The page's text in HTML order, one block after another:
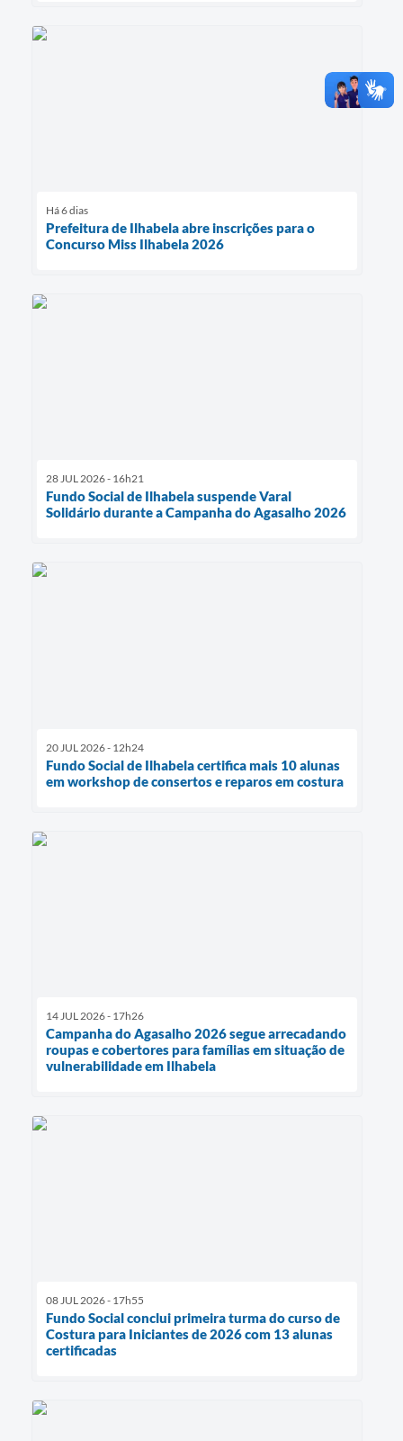
Há 6 dias
Prefeitura de Ilhabela abre inscrições para o
Concurso Miss Ilhabela 2026
28 JUL 2026 - 16h21
Fundo Social de Ilhabela suspende Varal
Solidário durante a Campanha do Agasalho 2026
20 JUL 2026 - 12h24
Fundo Social de Ilhabela certifica mais 10 alunas
em workshop de consertos e reparos em costura
14 JUL 2026 - 17h26
Campanha do Agasalho 2026 segue arrecadando
roupas e cobertores para famílias em situação de
vulnerabilidade em Ilhabela
08 JUL 2026 - 17h55
Fundo Social conclui primeira turma do curso de
Costura para Iniciantes de 2026 com 13 alunas
certificadas